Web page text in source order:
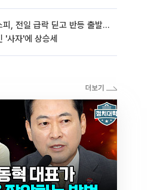
피, 전일 급락 딛고 반등 출발…
'사자'에 상승세